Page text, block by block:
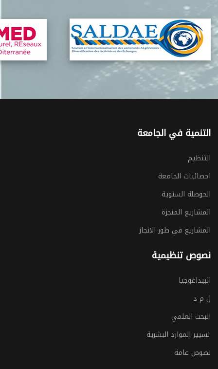
التنمية في الجامعة
التنظيم
احصائيات الجامعة
الحوصلة السنوية
المشاريع المنجزة
المشاريع في طور الانجاز
نصوص تنظيمية
البيداغوجيا
ل م د
البحث العلمي
تسيير الموارد البشرية
نصوص عامة